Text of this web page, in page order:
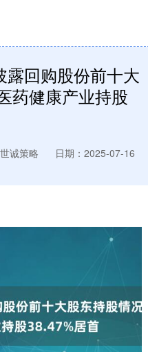
露回购股份前十大
药健康产业持股
诚策略
日期：2025-07-16